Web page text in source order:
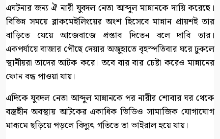
এঘটনার জন্য ঐ নারী যুবদল নেতা আব্দুল মান্নানকে দায়ি করেছে।
বিভিন্ন সময়ে ব্লাকমেইলিংয়ের অংশ হিসেবে মান্নান প্রায়শই তার
বাড়িতে যেয়ে আজেবাজে প্রস্তাব দিতেন বলে দাবি তার।
একপর্যায়ে বাজার পৌছে দেয়ার অজুহাতে বৃহস্পতিবার ঘরে ঢুকলে
স্থানীয়রা তাদের আটক করে। তবে বার বার চেষ্টা করেও মান্নানের
ফোন বন্ধ পাওয়া যায়।
এদিকে যুবদল নেতা আব্দুল মান্নানকে পর নারীর শোবার ঘর থেকে
বস্ত্রহীন অবস্থায় আটকের একাধিক ভিডিও সামাজিক যোগাযোগ
মাধ্যমে ছড়িয়ে পড়লে বিদ্যুৎ গতিতে তা ভাইরাল হয়ে যায়।